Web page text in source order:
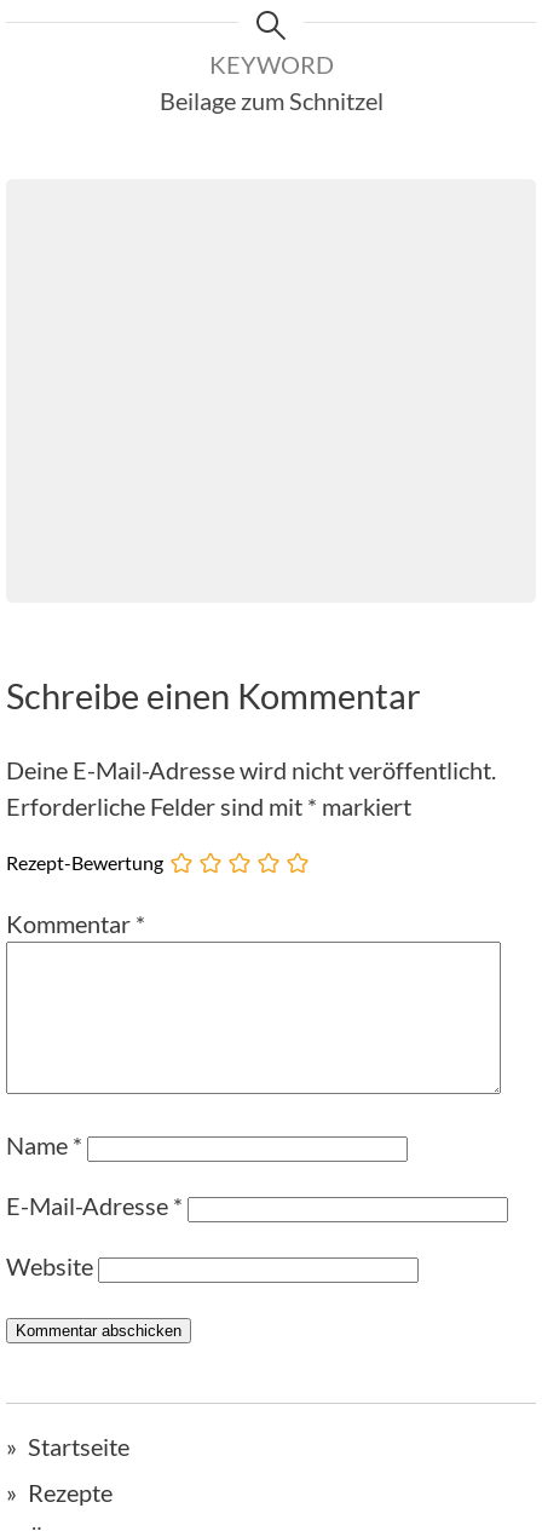
KEYWORD
Beilage zum Schnitzel
Schreibe einen Kommentar
Deine E-Mail-Adresse wird nicht veröffentlicht.
Erforderliche Felder sind mit * markiert
Rezept-Bewertung
Kommentar *
Name *
E-Mail-Adresse *
Website
Startseite
Rezepte